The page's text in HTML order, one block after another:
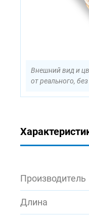
Внешний вид и
от реального,
Производитель
Длина